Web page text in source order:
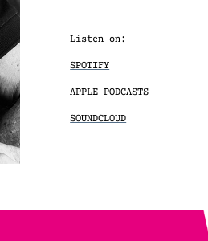
Listen on:
SPOTIFY
APPLE PODCASTS
SOUNDCLOUD